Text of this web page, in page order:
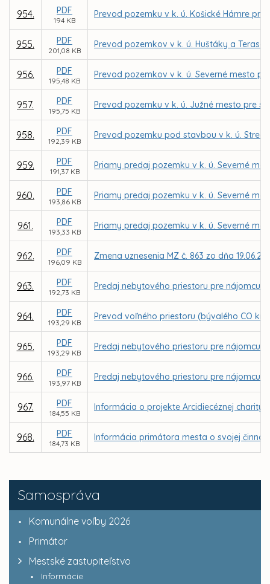
Samospráva
Komunálne voľby 2026
Primátor
Mestské zastupiteľstvo
Informácie
954. PDF
194 KB
Prevod pozemku v k. ú. Košické Hámre
955. PDF
201,08 KB
Prevod pozemkov v k. ú. Huštáky a
956. PDF
195,48 KB
Prevod pozemkov v k. ú. Severné mesto
957. PDF
195,75 KB
Prevod pozemku v k. ú. Južné mesto pre
958. PDF
192,39 KB
Prevod pozemku pod stavbou v k. ú.
959. PDF
191,37 KB
Priamy predaj pozemku v k. ú. Severné
960. PDF
193,86 KB
Priamy predaj pozemku v k. ú. Severné
961. PDF
193,33 KB
Priamy predaj pozemku v k. ú. Severné
962. PDF
196,09 KB
Zmena uznesenia MZ č. 863 zo dňa
963. PDF
192,73 KB
Predaj nebytového priestoru pre nájomcu
964. PDF
193,29 KB
Prevod voľného priestoru (bývalého CO
965. PDF
193,29 KB
Predaj nebytového priestoru pre nájomcu
966. PDF
193,97 KB
Predaj nebytového priestoru pre nájomcu
967. PDF
184,55 KB
Informácia o projekte Arcidiecéznej charity
968. PDF
184,73 KB
Informácia primátora mesta o svojej